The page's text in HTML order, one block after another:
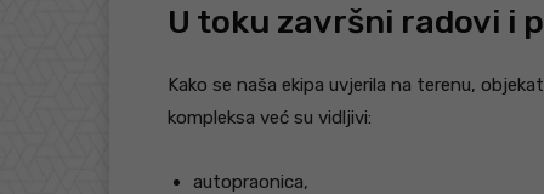
U toku završni radovi i
Kako se naša ekipa uvjerila na terenu,
kompleksa već su vidljivi:
autopraonica,